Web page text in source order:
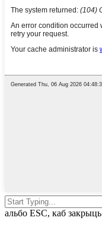
альбо ESC, каб закрыць